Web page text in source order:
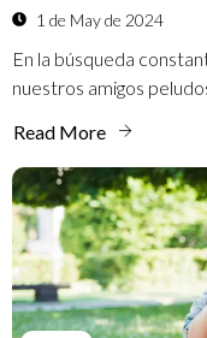
1 de May de 2024
En la búsqueda
nuestros amigos
Read More